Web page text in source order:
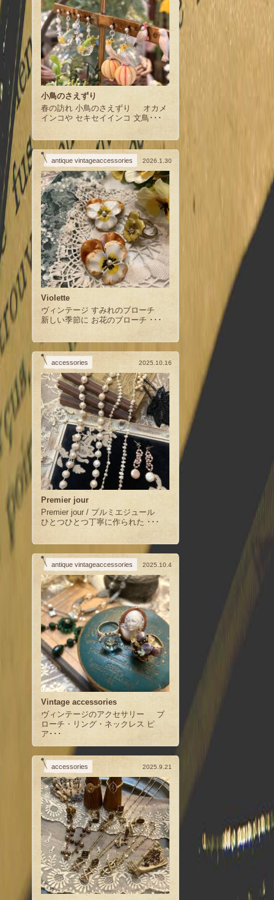
小鳥のさえずり
春の訪れ 小鳥のさえずり オカメ
インコや セキセイインコ 文鳥･･･
antique vintageaccessories 2026.1.30
Violette
ヴィンテージ すみれのブローチ
新しい季節に お花のブローチ ･･･
accessories 2025.10.16
Premier jour
Premier jour / プルミエジュール
ひとつひとつ丁寧に作られた ･･･
antique vintageaccessories 2025.10.4
Vintage accessories
ヴィンテージのアクセサリー ブ
ローチ・リング・ネックレス ピ
ア･･･
accessories 2025.9.21